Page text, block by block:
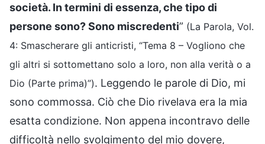
società. In termini di essenza, che tipo di
persone sono? Sono miscredenti” (La Parola, Vol.
4: Smascherare gli anticristi, “Tema 8 – Vogliono che
gli altri si sottomettano solo a loro, non alla verità o a
Dio (Parte prima)”). Leggendo le parole di Dio, mi
sono commossa. Ciò che Dio rivelava era la mia
esatta condizione. Non appena incontravo delle
difficoltà nello svolgimento del mio dovere,